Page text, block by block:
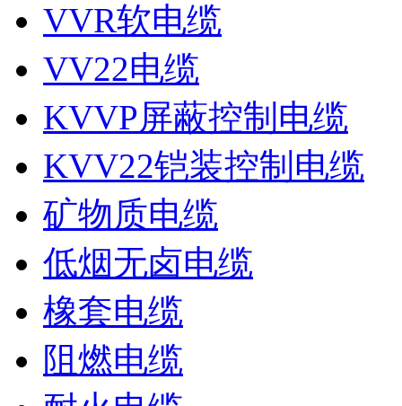
VVR软电缆
VV22电缆
KVVP屏蔽控制电缆
KVV22铠装控制电缆
矿物质电缆
低烟无卤电缆
橡套电缆
阻燃电缆